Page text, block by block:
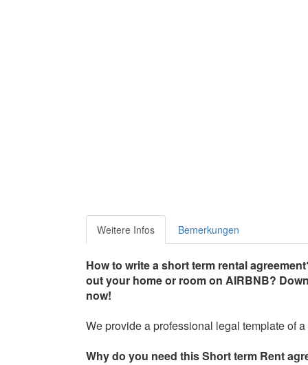
Weitere Infos Bemerkungen
How to write a short term rental
out your home or room on AIRBNB?
now!
We provide a professional legal template of
Why do you need this Short term Rent